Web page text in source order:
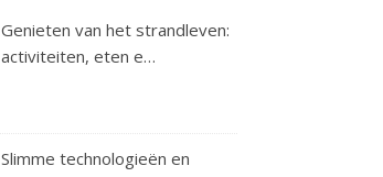
Genieten van het strandleven:
activiteiten, eten e…
Slimme technologieën en